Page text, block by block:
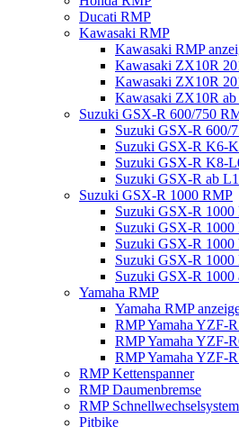
Ducati RMP
Kawasaki RMP
Kawasaki RMP
Kawasaki ZX10R
Kawasaki ZX10R
Kawasaki ZX10R ab
Suzuki GSX-R 600/750
Suzuki GSX-R 600/
Suzuki GSX-R K6-
Suzuki GSX-R K8-
Suzuki GSX-R ab L1
Suzuki GSX-R 1000 RMP
Suzuki GSX-R 1000
Suzuki GSX-R
Suzuki GSX-R
Suzuki GSX-R
Suzuki GSX-R 1000
Yamaha RMP
Yamaha RMP
RMP Yamaha YZF-
RMP Yamaha YZF-
RMP Yamaha YZF-
RMP Kettenspanner
RMP Daumenbremse
RMP Schnellwechselsystem
Pitbike